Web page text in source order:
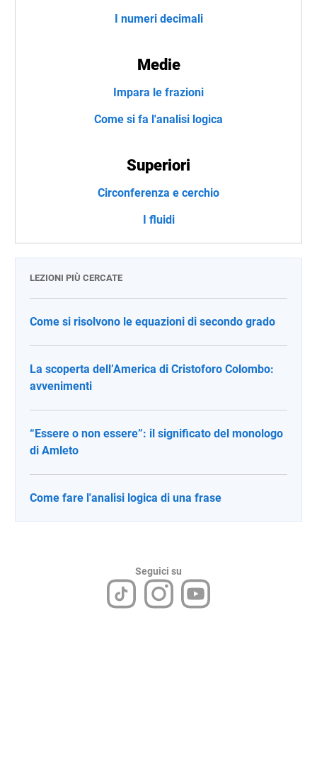
I numeri decimali
Medie
Impara le frazioni
Come si fa l'analisi logica
Superiori
Circonferenza e cerchio
I fluidi
LEZIONI PIÙ CERCATE
Come si risolvono le equazioni di secondo grado
La scoperta dell’America di Cristoforo Colombo:
avvenimenti
“Essere o non essere”: il significato del monologo
di Amleto
Come fare l'analisi logica di una frase
Seguici su